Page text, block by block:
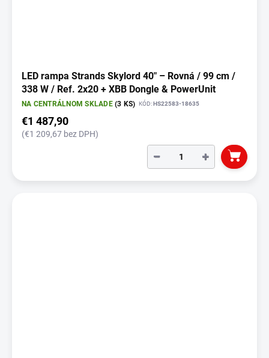
LED rampa Strands Skylord 40" – Rovná / 99 cm /
338 W / Ref. 2x20 + XBB Dongle & PowerUnit
NA CENTRÁLNOM SKLADE(3 KS) KÓD:HS22583-18635
€1 487,90
(€1 209,67 bez DPH)
+
−